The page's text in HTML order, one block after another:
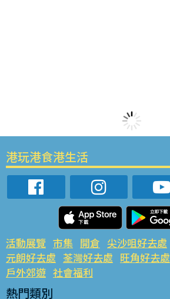
港玩港食港生活
活動展覽 市集 開倉 尖沙咀好去處
元朗好去處 荃灣好去處 旺角好去處
戶外郊遊 社會福利
熱門類別